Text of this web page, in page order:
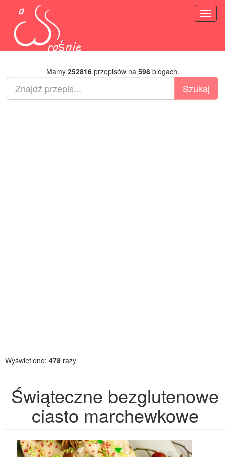
Mamy 252816przepisów na 598blogach.
Wyświetlono: 478 razy
Świąteczne bezglutenowe
ciasto marchewkowe